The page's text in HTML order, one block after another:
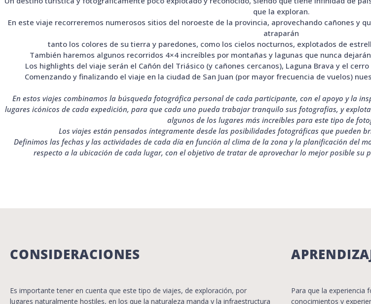
que la exploran.
En este viaje recorreremos numerosos sitios del noroeste de la provincia, aprovechando cañones y
atraparán
tanto los colores de su tierra y paredones, como los cielos nocturnos, explotados de
También haremos algunos recorridos 4×4 increíbles por montañas y lagunas que nunca
Los highlights del viaje serán el Cañón del Triásico (y cañones cercanos), Laguna Brava y el
Comenzando y finalizando el viaje en la ciudad de San Juan (por mayor frecuencia de vuelos)
En estos viajes combinamos la búsqueda fotográfica personal de cada participante, con el apoyo y la
lugares icónicos de cada expedición, para que cada uno pueda trabajar tranquilo sus fotografías, y
algunos de los lugares más increíbles para este tipo de
Los viajes están pensados íntegramente desde las posibilidades fotográficas que pueden
Definimos las fechas y las actividades de cada día en función al clima de la zona y la planificación del
respecto a la ubicación de cada lugar, con el objetivo de tratar de aprovechar lo mejor posible su
CONSIDERACIONES
Es importante tener en cuenta que este tipo de viajes, de exploración, por
lugares naturalmente hostiles, en los que la naturaleza manda y la infraestructura
Para que la experiencia
conocimientos y